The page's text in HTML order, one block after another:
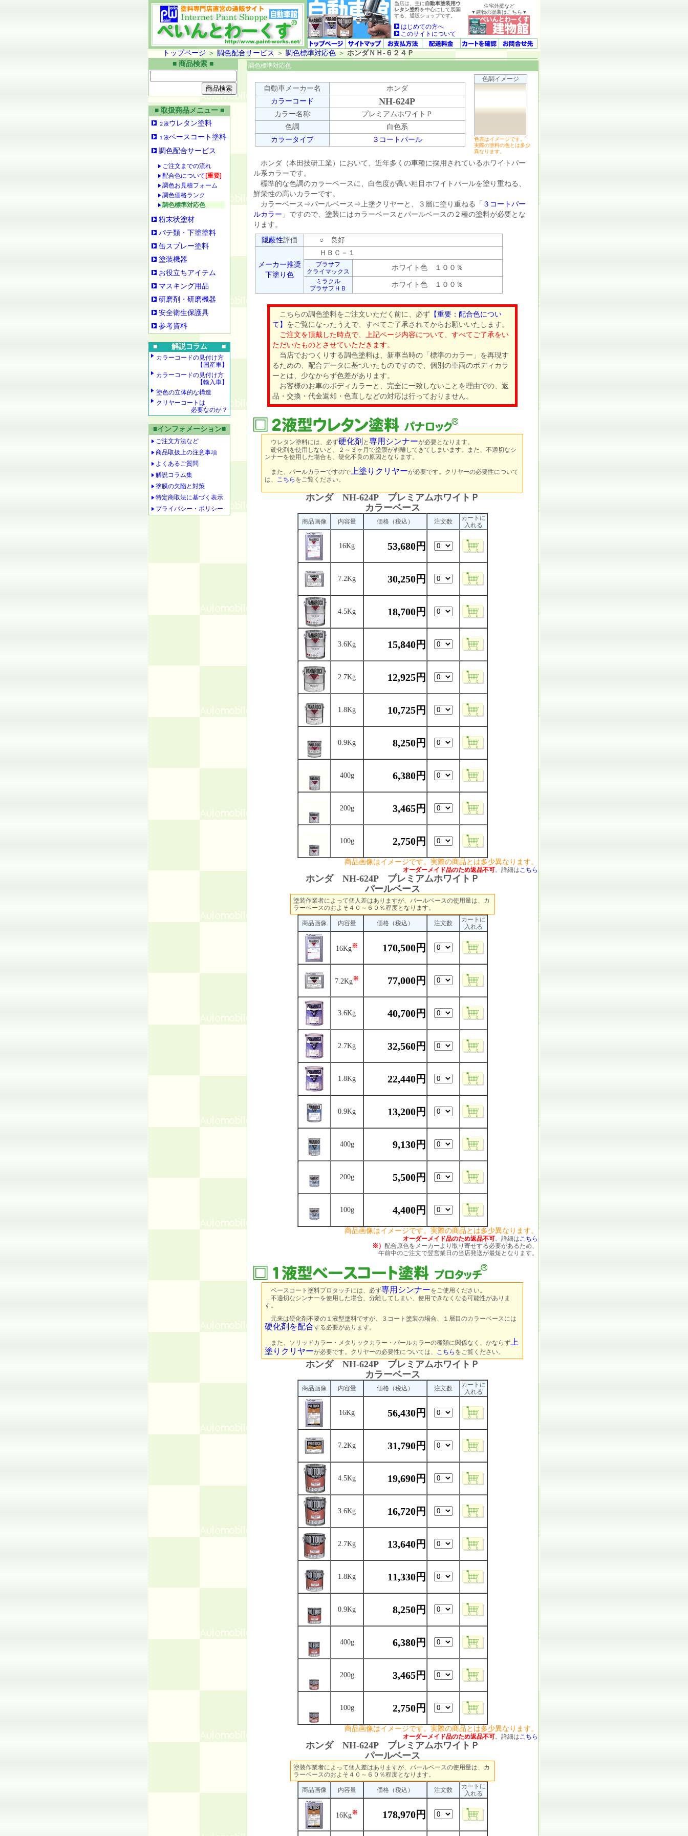
当店は、主に自動車塗装用ウ
レタン塗料を中心にして展開
する、通販ショップです。
はじめての方へ
このサイトについて
住宅外壁など
▼建物の塗装はこちら▼
トップページ ＞ 調色配合サービス ＞ 調色標準対応色＞ ホンダＮＨ-６２４Ｐ
■ 商品検索 ■
■ 取扱商品メニュー ■
２液ウレタン塗料
１液ベースコート塗料
調色配合サービス
ご注文までの流れ
配合色について [重要]
調色お見積フォーム
調色価格ランク
調色標準対応色
粉末状塗材
パテ類・下塗塗料
缶スプレー塗料
塗装機器
お役立ちアイテム
マスキング用品
研磨剤・研磨機器
安全衛生保護具
参考資料
■ 解説コラム ■
カラーコードの見付け方
【国産車】
カラーコードの見付け方
【輸入車】
塗色の立体的な構造
クリヤーコートは
必要なのか？
■インフォメーション■
ご注文方法など
商品取扱上の注意事項
よくあるご質問
解説コラム集
塗膜の欠陥と対策
特定商取法に基づく表示
プライバシー・ポリシー
調色標準対応色
自動車メーカー名
ホンダ
カラーコード
NH-624P
カラー名称
プレミアムホワイトＰ
色調
白色系
カラータイプ
３コートパール
色調イメージ
色表はイメージです。
実際の塗料の色とは多少
異なります。
ホンダ（本田技研工業）において、近年多くの車種に採用されているホワイトパー
ル系カラーです。
標準的な色調のカラーベースに、白色度が高い粗目ホワイトパールを塗り重ねる、
鮮栄性の高いカラーです。
カラーベース⇒パールベース⇒上塗クリヤーと、３層に塗り重ねる「 ３コートパー
ルカラー 」ですので、塗装にはカラーベースとパールベースの２種の塗料が必要とな
ります。
隠蔽性評価 ○ 良好
メーカー推奨
下塗り色
ＨＢＣ－１
プラサフ
クライマックス
ホワイト色 １００％
ミラクル
プラサフＨＢ
ホワイト色 １００％
こちらの調色塗料をご注文いただく前に、必ず 【重要：配合色につい
て】 をご覧になったうえで、すべてご了承されてからお願いいたします。
ご注文を頂戴した時点で、上記ページ内容について、すべてご了承をい
ただいたものとさせていただきます。
当店でおつくりする調色塗料は、新車当時の「標準のカラー」を再現す
るための、配合データに基づいたものですので、個別の車両のボディカラ
ーとは、少なからず色差があります。
お客様のお車のボディカラーと、完全に一致しないことを理由での、返
品・交換・代金返却・色直しなどの対応は行っておりません。
ウレタン塗料には、必ず硬化剤 と 専用シンナーが必要となります。
硬化剤を使用しないと、２～３ヶ月で塗膜が剥離してきてしまいます。また、不適切なシ
ンナーを使用した場合も、硬化不良の原因となります。
また、パールカラーですので 上塗りクリヤーが必要です。クリヤーの必要性について
は、 こちら をご覧ください。
ホンダ NH-624P プレミアムホワイトＰ
カラーベース
商品画像 内容量 価格（税込） 注文数
カートに
入れる
16Kg 53,680円
7.2Kg 30,250円
4.5Kg 18,700円
3.6Kg 15,840円
2.7Kg 12,925円
1.8Kg 10,725円
0.9Kg 8,250円
400g 6,380円
200g 3,465円
100g 2,750円
商品画像はイメージです。実際の商品とは多少異なります。
オーダーメイド品のため返品不可。詳細はこちら
ホンダ NH-624P プレミアムホワイトＰ
パールベース
塗装作業者によって個人差はありますが、パールベースの使用量は、カ
ラーベースのおよそ４０～６０％程度となります。
商品画像 内容量 価格（税込） 注文数
カートに
入れる
16Kg※ 170,500円
7.2Kg※ 77,000円
3.6Kg 40,700円
2.7Kg 32,560円
1.8Kg 22,440円
0.9Kg 13,200円
400g 9,130円
200g 5,500円
100g 4,400円
商品画像はイメージです。実際の商品とは多少異なります。
オーダーメイド品のため返品不可。詳細はこちら
※） 配合原色をメーカーより取り寄せする必要があるため、
午前中のご注文で翌営業日の当店発送が最短となります。
ベースコート塗料プロタッチには、必ず専用シンナーをご使用ください。
不適切なシンナーを使用した場合、分離してしまい、使用できなくなる可能性がありま
す。
元来は硬化剤不要の１液型塗料ですが、３コート塗装の場合、１層目のカラーベースには
硬化剤を配合する必要があります。
また、ソリッドカラー・メタリックカラー・パールカラーの種類に関係なく、かならず 上
塗りクリヤーが必要です。クリヤーの必要性については、 こちら をご覧ください。
ホンダ NH-624P プレミアムホワイトＰ
カラーベース
商品画像 内容量 価格（税込） 注文数
カートに
入れる
16Kg 56,430円
7.2Kg 31,790円
4.5Kg 19,690円
3.6Kg 16,720円
2.7Kg 13,640円
1.8Kg 11,330円
0.9Kg 8,250円
400g 6,380円
200g 3,465円
100g 2,750円
商品画像はイメージです。実際の商品とは多少異なります。
オーダーメイド品のため返品不可。詳細はこちら
ホンダ NH-624P プレミアムホワイトＰ
パールベース
塗装作業者によって個人差はありますが、パールベースの使用量は、カ
ラーベースのおよそ４０～６０％程度となります。
商品画像 内容量 価格（税込） 注文数
カートに
入れる
16Kg※ 178,970円